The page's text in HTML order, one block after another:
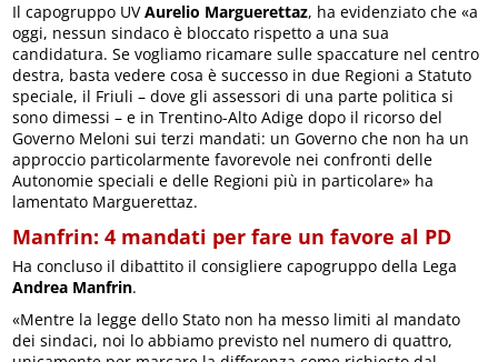
Il capogruppo UVAurelio Marguerettaz, ha evidenziato che «a
oggi, nessun sindaco è bloccato rispetto a una sua
candidatura. Se vogliamo ricamare sulle spaccature nel centro
destra, basta vedere cosa è successo in due Regioni a Statuto
speciale, il Friuli – dove gli assessori di una parte politica si
sono dimessi – e in Trentino-Alto Adige dopo il ricorso del
Governo Meloni sui terzi mandati: un Governo che non ha un
approccio particolarmente favorevole nei confronti delle
Autonomie speciali e delle Regioni più in particolare» ha
lamentato Marguerettaz.
Manfrin: 4 mandati per fare un favore al PD
Ha concluso il dibattito il consigliere capogruppo della Lega
Andrea Manfrin.
«Mentre la legge dello Stato non ha messo limiti al mandato
dei sindaci, noi lo abbiamo previsto nel numero di quattro,